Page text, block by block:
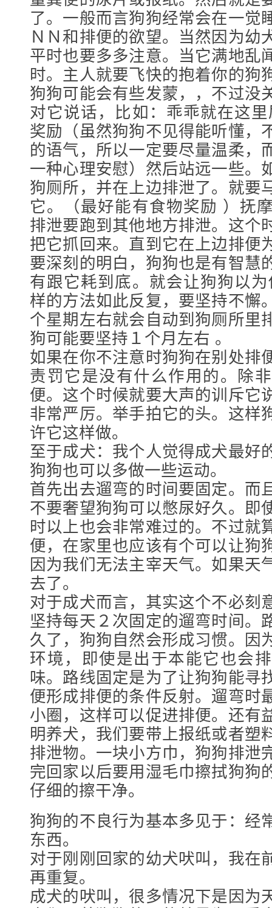
了。一般而言狗狗经常会在一觉
ＮＮ和排便的欲望。当然因为幼
平时也要多多注意。当它满地乱
时。主人就要飞快的抱着你的狗
狗狗可能会有些发蒙，，不过没
对它说话，比如：乖乖就在这
奖励（虽然狗狗不见得能听懂，
的语气，所以一定要尽量温柔，
一种心理安慰）然后站远一些。
狗厕所，并在上边排泄了。就要
它。（最好能有食物奖励 ）抚
排泄要跑到其他地方排泄。这个
把它抓回来。直到它在上边排便
要深刻的明白，狗狗也是有智慧
有跟它耗到底。就会让狗狗以
样的方法如此反复，要坚持不懈
个星期左右就会自动到狗厕所里
狗可能要坚持１个月左右 。
如果在你不注意时狗狗在别处排
责罚它是没有什么作用的。除
便。这个时候就要大声的训斥它
非常严厉。举手拍它的头。这样
许它这样做。
至于成犬：我个人觉得成犬最好
狗狗也可以多做一些运动。
首先出去遛弯的时间要固定。而
不要奢望狗狗可以憋尿好久。即
时以上也会非常难过的。不过就
便，在家里也应该有个可以让狗
因为我们无法主宰天气。如果天
去了。
对于成犬而言，其实这个不必刻
坚持每天２次固定的遛弯时间。
久了，狗狗自然会形成习惯。因
环境，即使是出于本能它也会
味。路线固定是为了让狗狗能寻
便形成排便的条件反射。遛弯时
小圈，这样可以促进排便。还有
明养犬，我们要带上报纸或者塑
排泄物。一块小方巾，狗狗排泄
完回家以后要用湿毛巾擦拭狗狗
仔细的擦干净。
狗狗的不良行为基本多见于：经
东西。
对于刚刚回家的幼犬吠叫，我在
再重复。
成犬的吠叫，很多情况下是因为